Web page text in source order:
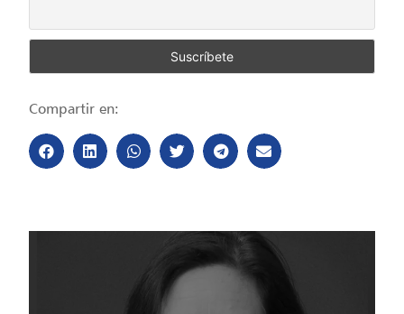
Compartir en: